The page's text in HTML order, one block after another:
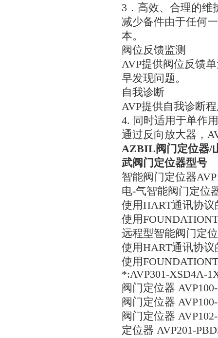
3．高效、合理的维
减少备件由于任何
本。
阀位反馈监测
AVP提供阀位反馈
早发现问题。
自我诊断
AVP提供自我诊断
4. 同时适用于单作
通过反向放大器，
AZBIL阀门定位器/
武阀门定位器型号
智能阀门定位器
电-气智能阀门定位
使用HART通讯协议
使用
远程型智能阀门定
使用HART通讯协议
使用
*:AVP301-XSD4A-
阀门定位器
阀门定位器
阀门定位器
定位器 AVP201-